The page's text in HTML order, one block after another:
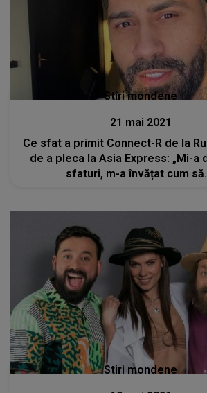
Stiri mondene
21 mai 2021
Ce sfat a primit Connect-R de la
de a pleca la Asia Express: „Mi-a
sfaturi, m-a învățat cum
Stiri mondene